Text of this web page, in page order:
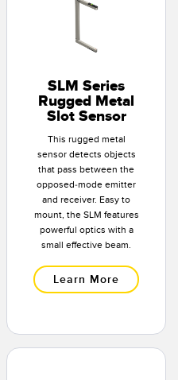
GUI
SLM Series
Rugged Metal
Slot Sensor
This rugged metal
sensor detects objects
that pass between the
opposed-mode emitter
and receiver. Easy to
mount, the SLM features
powerful optics with a
small effective beam.
Learn More